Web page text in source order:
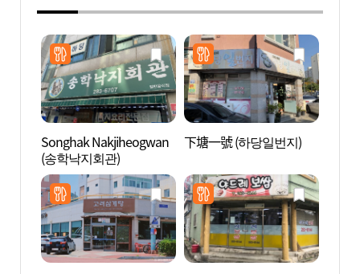
Songhak Nakjiheogwan
(송학낙지회관)
下塘一號 (하당일번지)